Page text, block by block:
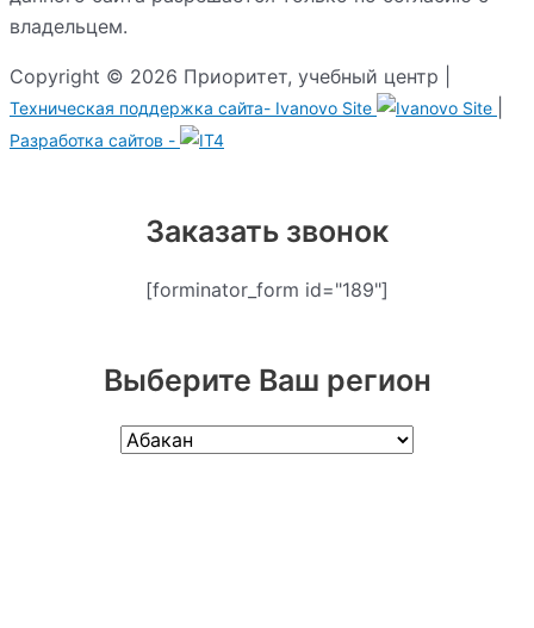
владельцем.
Copyright © 2026 Приоритет, учебный центр |
Техническая поддержка сайта- Ivanovo Site
Разработка сайтов -
Заказать звонок
[forminator_form id="189"]
Выберите Ваш регион